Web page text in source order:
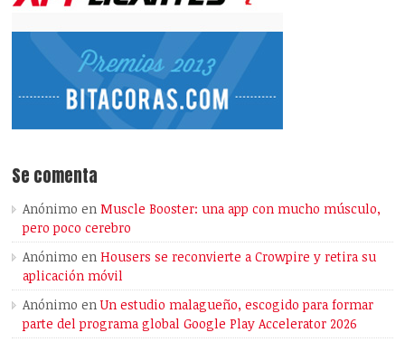
Se comenta
Anónimo enMuscle Booster: una app con mucho músculo,
pero poco cerebro
Anónimo enHousers se reconvierte a Crowpire y retira su
aplicación móvil
Anónimo enUn estudio malagueño, escogido para formar
parte del programa global Google Play Accelerator 2026